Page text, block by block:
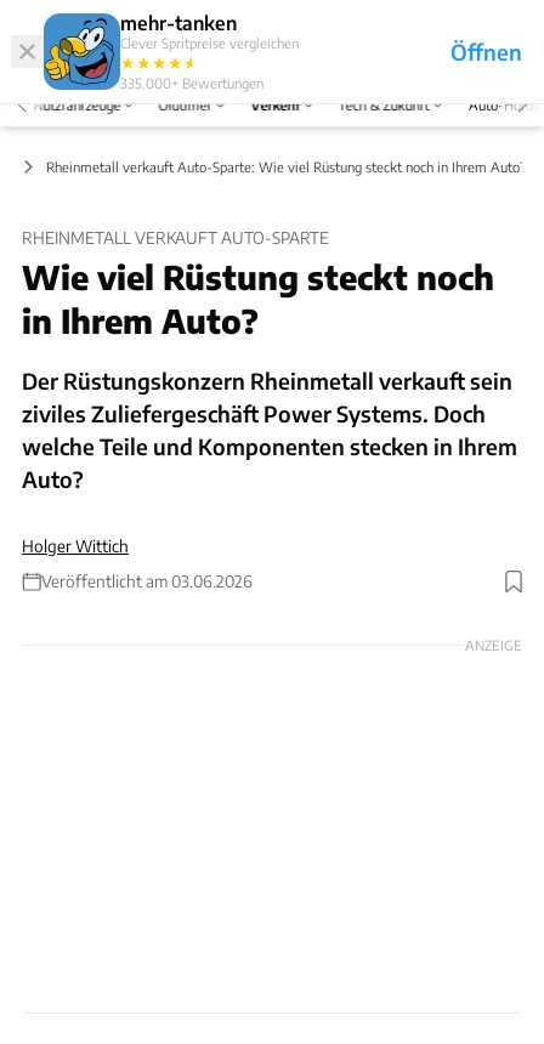
mehr-tanken
Clever Spritpreise vergleichen
★★★★★
★
335.000+ Bewertungen
Öffnen
Abo
Menü
Nutzfahrzeuge Oldtimer Verkehr Tech & Zukunft Auto-
Rheinmetall verkauft Auto-Sparte: Wie viel Rüstung steckt noch in Ihrem Auto?
RHEINMETALL VERKAUFT AUTO-SPARTE
Wie viel Rüstung steckt noch
in Ihrem Auto?
Der Rüstungskonzern Rheinmetall verkauft sein
ziviles Zuliefergeschäft Power Systems. Doch
welche Teile und Komponenten stecken in Ihrem
Auto?
Holger Wittich
Veröffentlicht am 03.06.2026
Foto: Firstsignal via Getty Images
ANZEIGE